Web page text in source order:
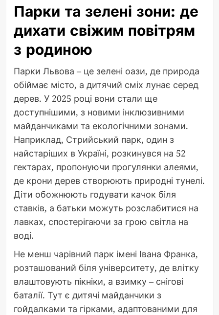
Парки та зелені зони: де
дихати свіжим повітрям
з родиною
Парки Львова – це зелені оази, де природа
обіймає місто, а дитячий сміх лунає серед
дерев. У 2025 році вони стали ще
доступнішими, з новими інклюзивними
майданчиками та екологічними зонами.
Наприклад, Стрийський парк, один з
найстаріших в Україні, розкинувся на 52
гектарах, пропонуючи прогулянки алеями,
де крони дерев створюють природні тунелі.
Діти обожнюють годувати качок біля
ставків, а батьки можуть розслабитися на
лавках, спостерігаючи за грою світла на
воді.
Не менш чарівний парк імені Івана Франка,
розташований біля університету, де влітку
влаштовують пікніки, а взимку – снігові
баталії. Тут є дитячі майданчики з
гойдалками та гірками, адаптованими для